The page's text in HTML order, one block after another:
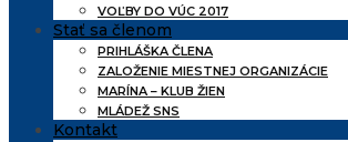
VOĽBY DO VÚC 2017
Stať sa členom
PRIHLÁŠKA ČLENA
ZALOŽENIE MIESTNEJ ORGANIZÁCIE
MARÍNA – KLUB ŽIEN
MLÁDEŽ SNS
Kontakt